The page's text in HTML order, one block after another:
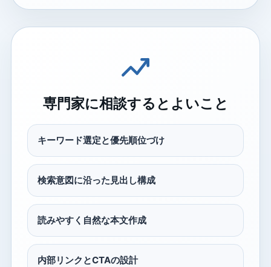
専門家に相談するとよいこと
キーワード選定と優先順位づけ
検索意図に沿った見出し構成
読みやすく自然な本文作成
内部リンクとCTAの設計